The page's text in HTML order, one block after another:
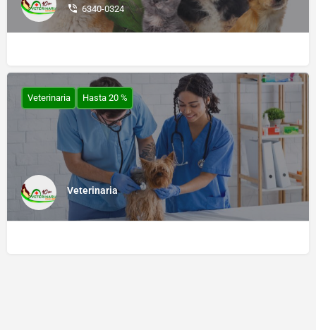
6340-0324
Veterinaria
Veterinaria Hasta 20 %